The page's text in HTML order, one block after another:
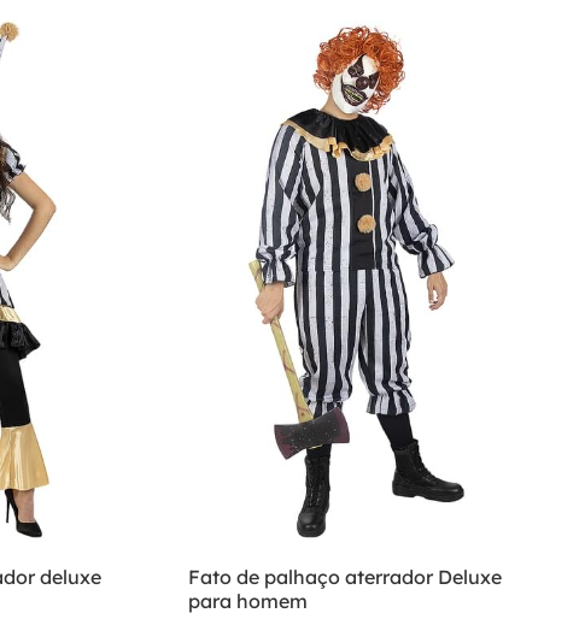
deluxe
Fato de palhaço aterrador Deluxe
para homem